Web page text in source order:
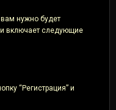
нужно будет
включает следующие
“Регистрация” и